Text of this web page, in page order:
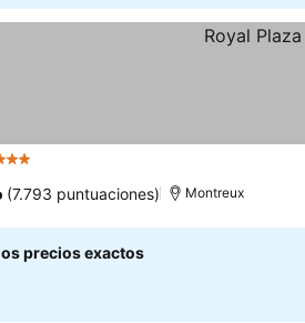
(7.793 puntuaciones) Montreux
precios exactos